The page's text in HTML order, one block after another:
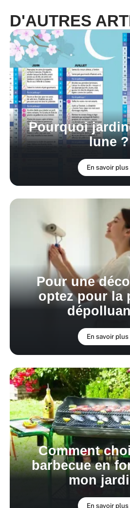
D'AUTRES
Pourquoi
lune ?
En savoir plus
Pour une
optez pour la
En savoir plus
Comment
barbecue en
mon
En savoir plus